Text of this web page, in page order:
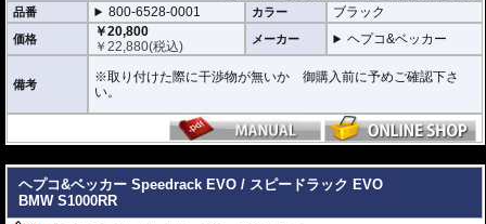
品番 800-6528-0001 カラー ブラック
価格
￥20,800
￥22,880(税込) メーカー ヘプコ&ベッカー
備考
※取り付けた際に干渉物が無いか 御購入前に予めご確認下さ
い。
ヘプコ&ベッカー Speedrack EVO / スピードラック EVO
BMW S1000RR